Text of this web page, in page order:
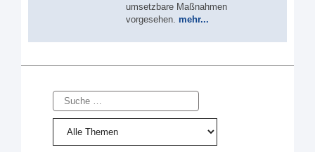
umsetzbare Maßnahmen
vorgesehen. mehr...
Suche